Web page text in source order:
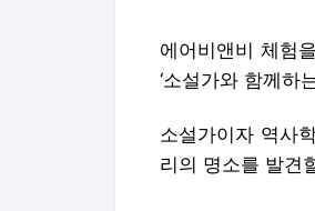
에어비앤비 체험
‘소설가와 함께하
소설가이자 역사
리의 명소를 발견